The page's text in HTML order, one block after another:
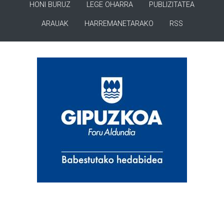
HONI BURUZ LEGE OHARRA PUBLIZITATEA
ARAUAK HARREMANETARAKO RSS